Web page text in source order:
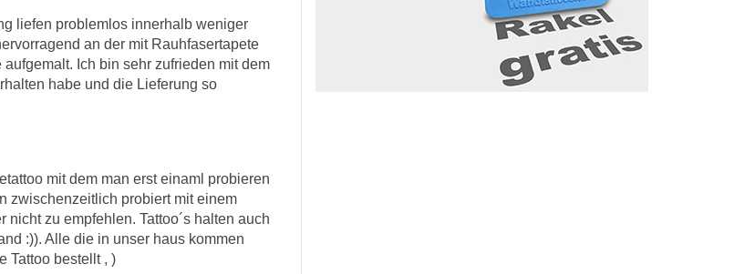
liefen problemlos innerhalb weniger
an der mit Rauhfasertapete
Ich bin sehr zufrieden mit dem
habe und die Lieferung so
mit dem man erst einaml probieren
zwischenzeitlich probiert mit einem
zu empfehlen. Tattoo´s halten auch
:)). Alle die in unser haus kommen
Tattoo bestellt , )